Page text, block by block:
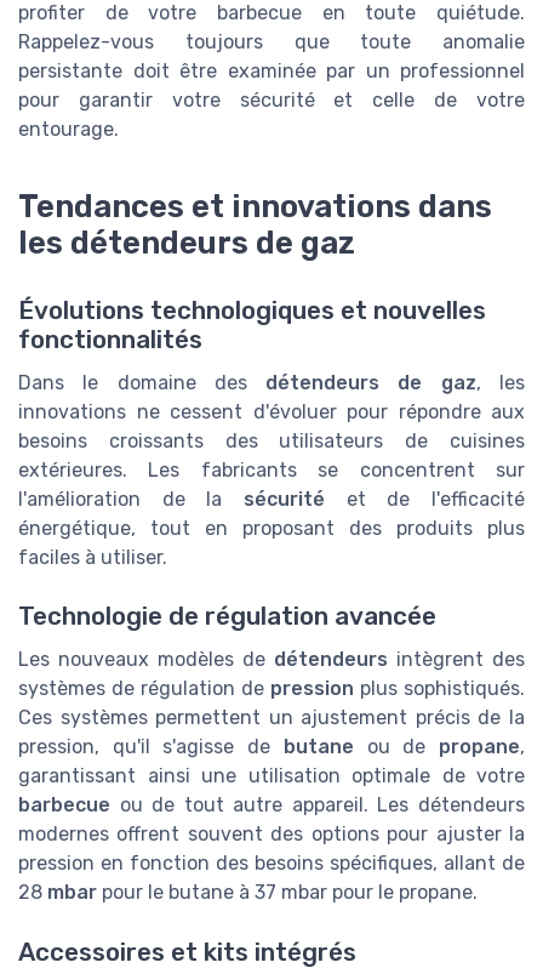
profiter de votre barbecue en toute quiétude.
Rappelez-vous toujours que toute anomalie
persistante doit être examinée par un professionnel
pour garantir votre sécurité et celle de votre
entourage.
Tendances et innovations dans
les détendeurs de gaz
Évolutions technologiques et nouvelles
fonctionnalités
Dans le domaine des détendeurs de gaz, les
innovations ne cessent d'évoluer pour répondre aux
besoins croissants des utilisateurs de cuisines
extérieures. Les fabricants se concentrent sur
l'amélioration de la sécurité et de l'efficacité
énergétique, tout en proposant des produits plus
faciles à utiliser.
Technologie de régulation avancée
Les nouveaux modèles de détendeurs intègrent des
systèmes de régulation de pression plus sophistiqués.
Ces systèmes permettent un ajustement précis de la
pression, qu'il s'agisse de
butane ou de propane,
garantissant ainsi une utilisation optimale de votre
barbecue ou de tout autre appareil. Les détendeurs
modernes offrent souvent des options pour ajuster la
pression en fonction des besoins spécifiques, allant de
28 mbar pour le butane à 37 mbar pour le propane.
Accessoires et kits intégrés